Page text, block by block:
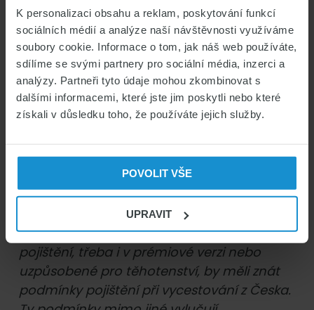
K personalizaci obsahu a reklam, poskytování funkcí
sociálních médií a analýze naší návštěvnosti využíváme
soubory cookie. Informace o tom, jak náš web používáte,
sdílíme se svými partnery pro sociální média, inzerci a
analýzy. Partneři tyto údaje mohou zkombinovat s
dalšími informacemi, které jste jim poskytli nebo které
získali v důsledku toho, že používáte jejich služby.
POVOLIT VŠE
UPRAVIT
interrupce (nemá-li léčebný důvod)
náklady na antikoncepci
hormonální léčba
A důležité je také nezapomínat naúzemní
rozsah pojištění. Jestliže totiž vyjedete
schengenského prostoru, vaše zdravotní
pojištění je pořád platné. Ovšem pouze
v rozsahu nutné a neodkladné zdravotní
„Takže ti, kdo si pro pobyt v České
republice sjednali komplexní zdravotní
pojištění, třeba i v prémiové verzi nebo
uzpůsobené pro těhotenství, by měli znát
podmínky pojištění při vycestování z Česka.